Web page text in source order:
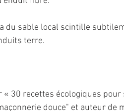
du sable local scintille
terre.
30 recettes écologiques
douce" et auteur de